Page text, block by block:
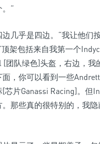
“
几乎是四边。“我让他们
架包括来自我第一个
[团队绿色]头盔，右边，我
，你可以看到一些
片Ganassi Racing]。但
那些真的很特别的，我隐